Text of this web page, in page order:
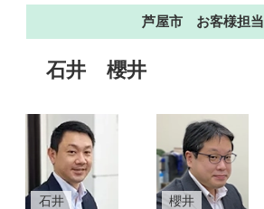
芦屋市 お客様担当
石井 櫻井
石井 櫻井